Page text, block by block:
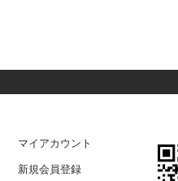
マイアカウント
新規会員登録